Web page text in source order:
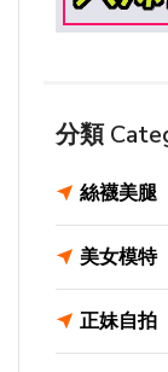
分類
絲襪美腿
美女模特
正妹自拍